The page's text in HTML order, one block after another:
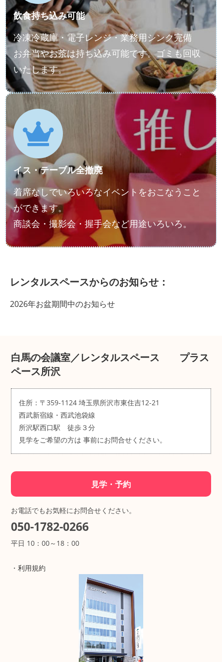
飲食持ち込み可能
冷凍冷蔵庫・電子レンジ・業務用シンク完備
お弁当やお茶は持ち込み可能です。ゴミも回収
いたします。
イス・テーブル全撤廃
着席なしでいろいろなイベントをおこなうこと
ができます。
商談会・撮影会・握手会など用途いろいろ。
レンタルスペースからのお知らせ：
2026年お盆期間中のお知らせ
白馬の会議室／レンタルスペース プラス
ペース所沢
住所：〒359-1124 埼玉県所沢市東住吉12-21
西武新宿線・西武池袋線
所沢駅西口駅 徒歩３分
見学をご希望の方は 事前にお問合せください。
見学・予約
お電話でもお気軽にお問合せください。
050-1782-0266
平日 10：00～18：00
・利用規約